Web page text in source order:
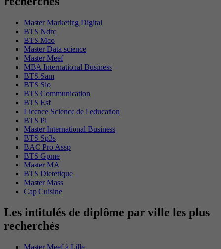
Master Marketing Digital
BTS Ndrc
BTS Mco
Master Data science
Master Meef
MBA International Business
BTS Sam
BTS Sio
BTS Communication
BTS Esf
Licence Science de l education
BTS Pi
Master International Business
BTS Sp3s
BAC Pro Assp
BTS Gpme
Master MA
BTS Dietetique
Master Mass
Cap Cuisine
Les intitulés de diplôme par ville les plus
recherchés
Master Meef à Lille